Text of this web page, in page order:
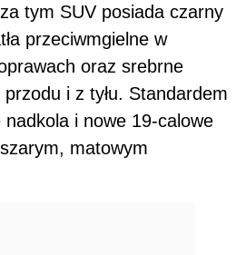
tym SUV posiada czarny
przeciwmgielne w
oraz srebrne
przodu i z tyłu. Standardem
i nowe 19-calowe
matowym